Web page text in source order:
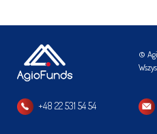
©
+48 22 531 54 54